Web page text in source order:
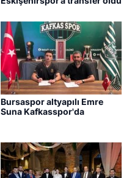
Bursaspor altyapılı Emre
Suna Kafkasspor'da